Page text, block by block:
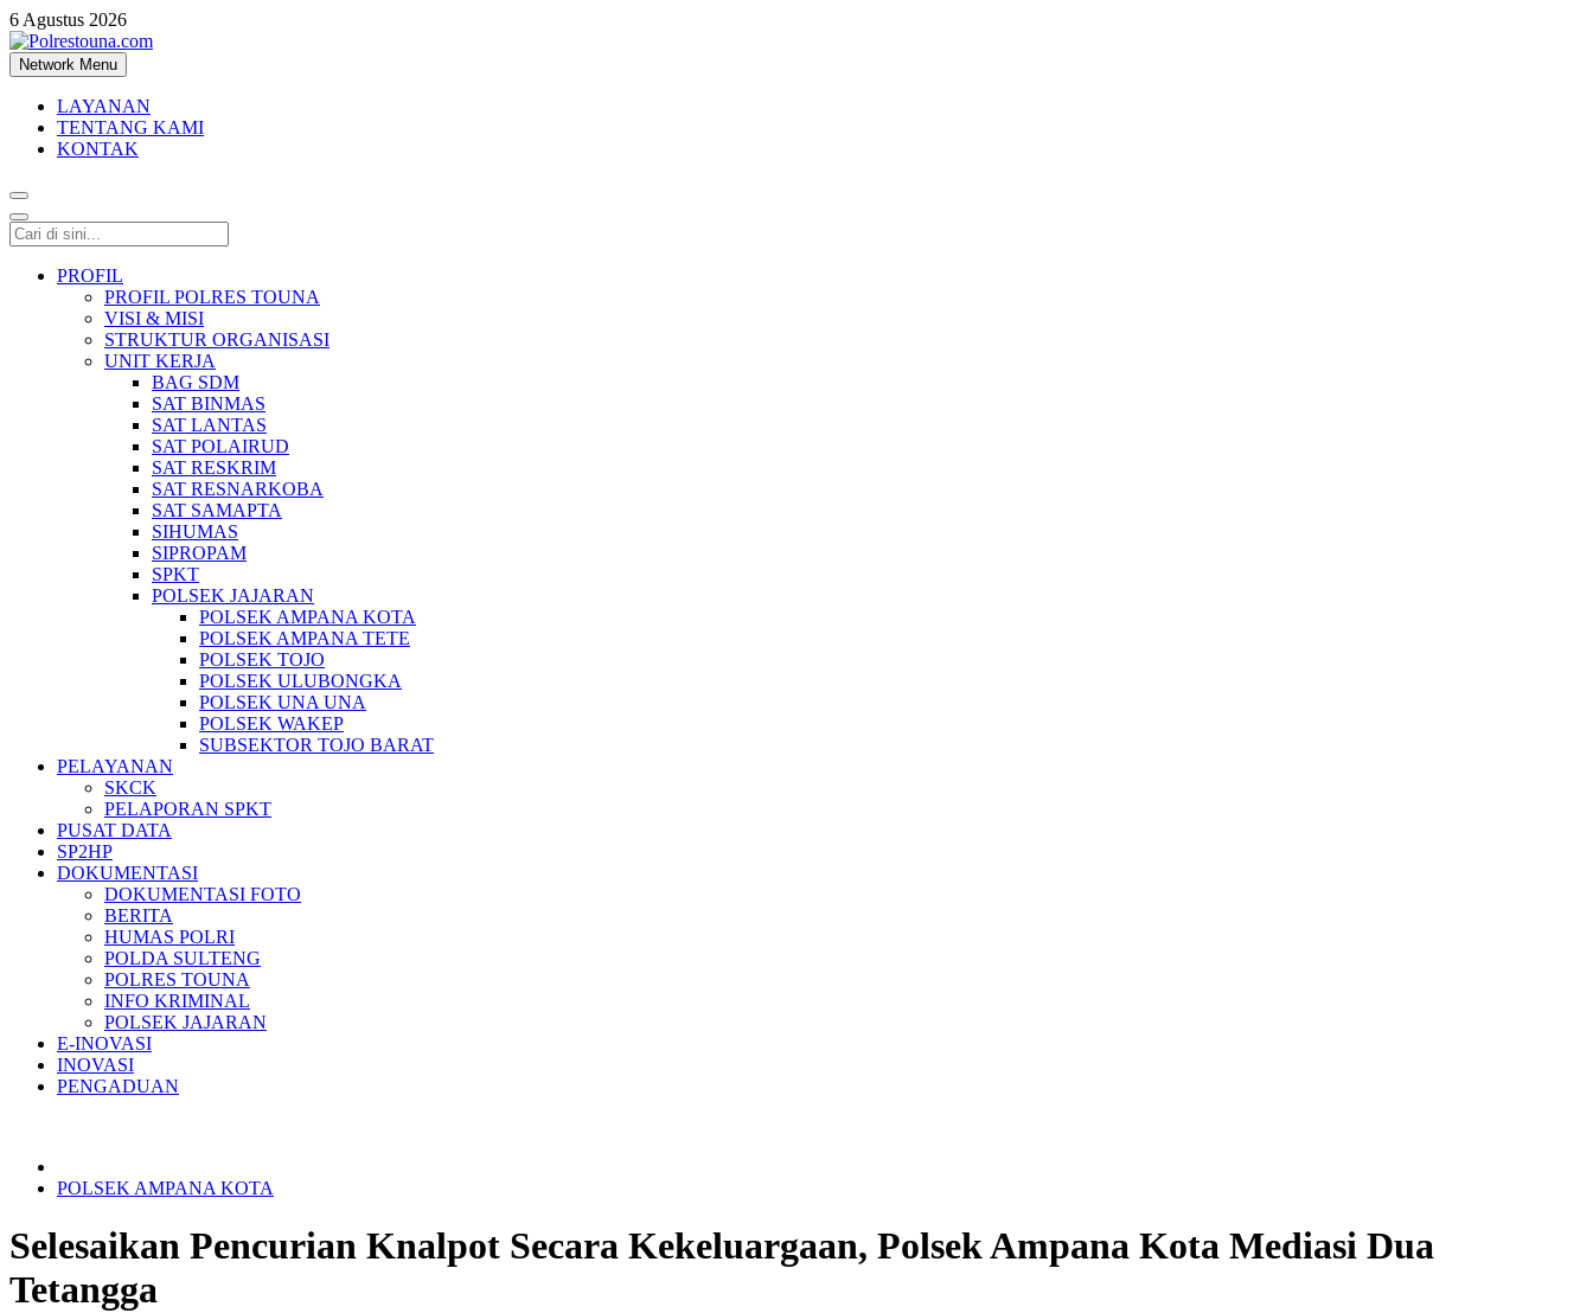
6 Agustus 2026
Polrestouna.com
Informasi Layanan Publik
Network Menu
LAYANAN
TENTANG KAMI
KONTAK
PROFIL
PROFIL POLRES TOUNA
VISI & MISI
STRUKTUR ORGANISASI
UNIT KERJA
BAG SDM
SAT BINMAS
SAT LANTAS
SAT POLAIRUD
SAT RESKRIM
SAT RESNARKOBA
SAT SAMAPTA
SIHUMAS
SIPROPAM
SPKT
POLSEK JAJARAN
POLSEK AMPANA KOTA
POLSEK AMPANA TETE
POLSEK TOJO
POLSEK ULUBONGKA
POLSEK UNA UNA
POLSEK WAKEP
SUBSEKTOR TOJO BARAT
PELAYANAN
SKCK
PELAPORAN SPKT
PUSAT DATA
SP2HP
DOKUMENTASI
DOKUMENTASI FOTO
BERITA
HUMAS POLRI
POLDA SULTENG
POLRES TOUNA
INFO KRIMINAL
POLSEK JAJARAN
E-INOVASI
INOVASI
PENGADUAN
POLSEK AMPANA KOTA
Selesaikan Pencurian Knalpot Secara Kekeluargaan, Polsek Ampana Kota Mediasi Dua
Tetangga